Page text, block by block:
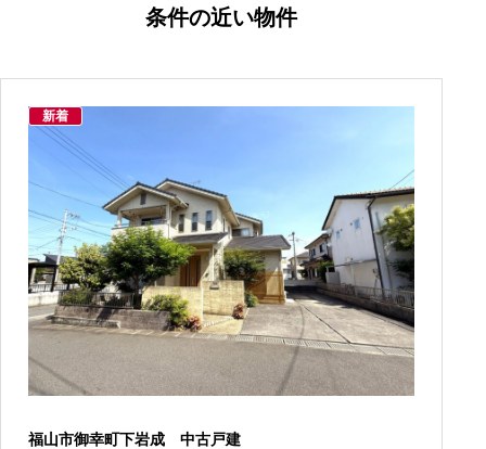
条件の近い物件
新着
福山市御幸町下岩成 中古戸建